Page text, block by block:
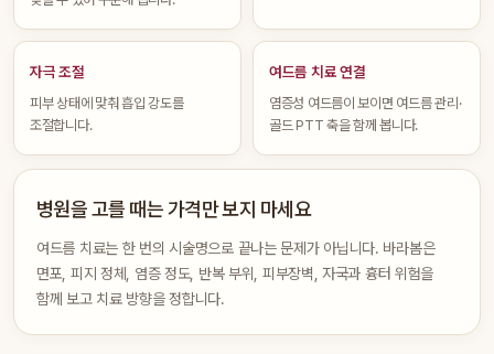
자극 조절
피부 상태에 맞춰 흡입 강도를
조절합니다.
여드름 치료 연결
염증성 여드름이 보이면 여드름 관리·
골드 PTT 축을 함께 봅니다.
병원을 고를 때는 가격만 보지 마세요
여드름 치료는 한 번의 시술명으로 끝나는 문제가 아닙니다. 바라봄은
면포, 피지 정체, 염증 정도, 반복 부위, 피부장벽, 자국과 흉터 위험을
함께 보고 치료 방향을 정합니다.